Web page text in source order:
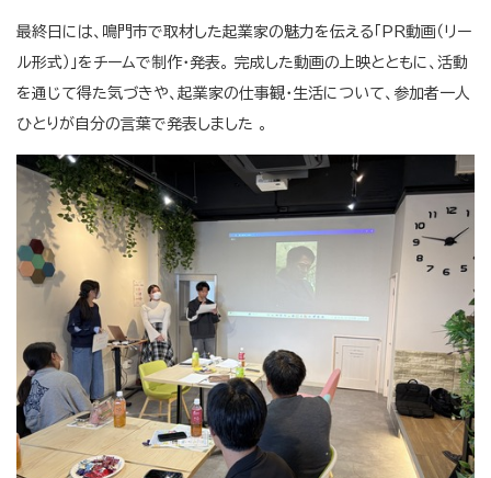
最終日には、鳴門市で取材した起業家の魅力を伝える「PR動画（リー
ル形式）」をチームで制作・発表。 完成した動画の上映とともに、活動
を通じて得た気づきや、起業家の仕事観・生活について、参加者一人
ひとりが自分の言葉で発表しました 。